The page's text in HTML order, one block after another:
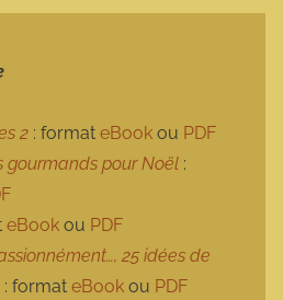
2 : format eBook ou PDF
gourmands pour Noël :
eBook ou PDF
25 idées de
: format eBook ou PDF